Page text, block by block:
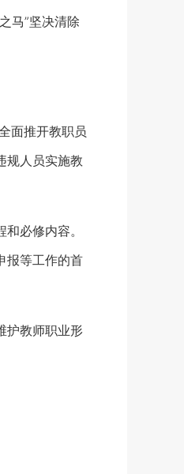
马”坚决清除
面推开教职员
规人员实施教
必修内容。
报等工作的首
护教师职业形